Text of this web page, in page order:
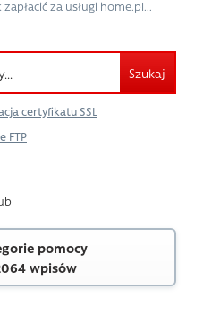
za usługi home.pl...
Szukaj
certyfikatu SSL
FTP
pomocy
wpisów